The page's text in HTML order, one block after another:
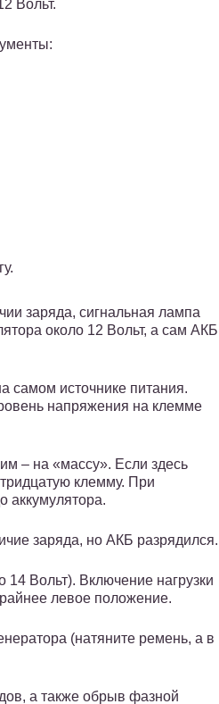
Вольт.
заряда, сигнальная лампа
около 12 Вольт, а сам АКБ
самом источнике питания.
напряжения на клемме
– на «массу». Если здесь
клемму. При
аккумулятора.
заряда, но АКБ разрядился.
Вольт). Включение нагрузки
левое положение.
(натяните ремень, а в
а также обрыв фазной